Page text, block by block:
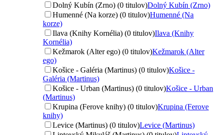
Dolný Kubín (Zrno) (0 titulov)Dolný Kubín (Zrno)
Humenné (Na korze) (0 titulov)Humenné (Na
korze)
Ilava (Knihy Kornélia) (0 titulov)Ilava (Knihy
Kornélia)
Kežmarok (Alter ego) (0 titulov)Kežmarok (Alter
ego)
Košice - Galéria (Martinus) (0 titulov)Košice -
Galéria (Martinus)
Košice - Urban (Martinus) (0 titulov)Košice - Urban
(Martinus)
Krupina (Ferove knihy) (0 titulov)Krupina (Ferove
knihy)
Levice (Martinus) (0 titulov)Levice (Martinus)